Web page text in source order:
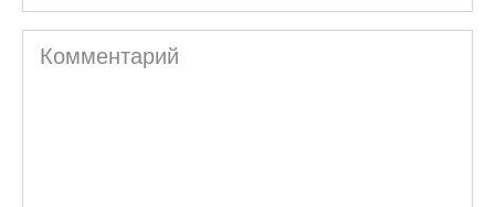
Комментарий